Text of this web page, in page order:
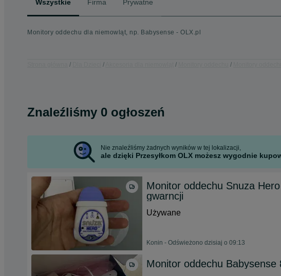
Wszystkie Firma Prywatne
Monitory oddechu dla niemowląt, np. Babysense - OLX.pl
Znaleźliśmy 0 ogłoszeń
Nie znaleźliśmy żadnych wyników w tej lokalizacji,
ale dzięki Przesyłkom OLX możesz wygodnie
Monitor oddechu Snuza
gwarncji
Używane
Konin - Odświeżono dzisiaj o 09:13
Monitor oddechu Babysense